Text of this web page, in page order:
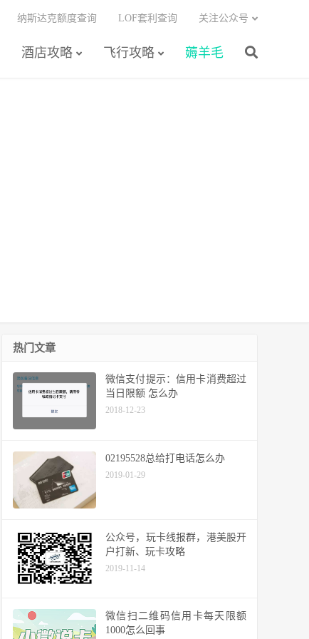
酒店攻略 飞行攻略 薅羊毛
纳斯达克额度查询 LOF套利查询 关注公众号
热门文章
微信支付提示：信用卡消费超过
当日限额 怎么办
2018-12-23
02195528总给打电话怎么办
2019-01-29
公众号，玩卡线报群，港美股开
户打新、玩卡攻略
2019-11-14
微信扫二维码信用卡每天限额
1000怎么回事